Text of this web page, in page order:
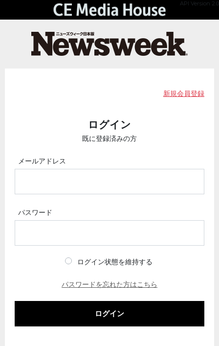
API Version 2.0
新規会員登録
ログイン
既に登録済みの方
メールアドレス
パスワード
ログイン状態を維持する
パスワードを忘れた方はこちら
ログイン